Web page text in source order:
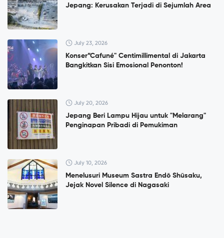
Jepang: Kerusakan Terjadi di Sejumlah Area
July 23, 2026
Konser”Cafuné" Centimillimental di Jakarta
Bangkitkan Sisi Emosional Penonton!
July 20, 2026
Jepang Beri Lampu Hijau untuk "Melarang"
Penginapan Pribadi di Pemukiman
July 10, 2026
Menelusuri Museum Sastra Endō Shūsaku,
Jejak Novel Silence di Nagasaki